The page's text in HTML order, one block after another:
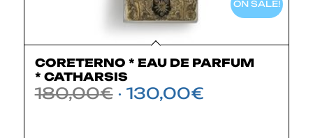
CORETERNO * EAU DE PARFUM
* CATHARSIS
180,00€ Il 130,00€Il
ON SALE!